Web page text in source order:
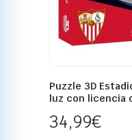
Puzzle 3D
luz con licencia
34,99€